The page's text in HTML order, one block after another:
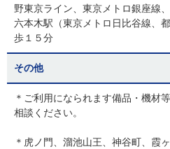
野東京ライン、東京メトロ銀座線
六本木駅（東京メトロ日比谷線
歩１５分
その他
＊ご利用になられます備品・機材
相談ください。
＊虎ノ門、溜池山王、神谷町、霞